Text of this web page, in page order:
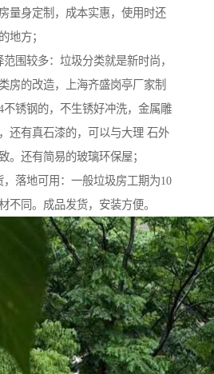
量身定制，成本实惠，使用时还
地方；
围较多：垃圾分类就是新时尚，
房的改造，上海齐盛岗亭厂家制
不锈钢的，不生锈好冲洗，金属雕
还有真石漆的，可以与大理 石外
。还有简易的玻璃环保屋；
落地可用：一般垃圾房工期为10
不同。成品发货，安装方便。